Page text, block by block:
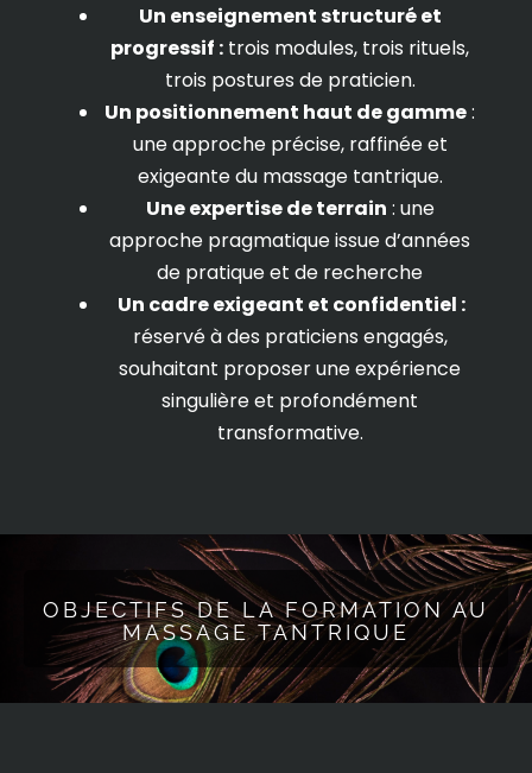
Un enseignement structuré et
progressif : trois modules, trois rituels,
trois postures de praticien.
Un positionnement haut de gamme:
une approche précise, raffinée et
exigeante du massage tantrique.
Une expertise de terrain : une
approche pragmatique issue d’années
de pratique et de recherche
Un cadre exigeant et confidentiel :
réservé à des praticiens engagés,
souhaitant proposer une expérience
singulière et profondément
transformative.
OBJECTIFS DE LA FORMATION AU
MASSAGE TANTRIQUE